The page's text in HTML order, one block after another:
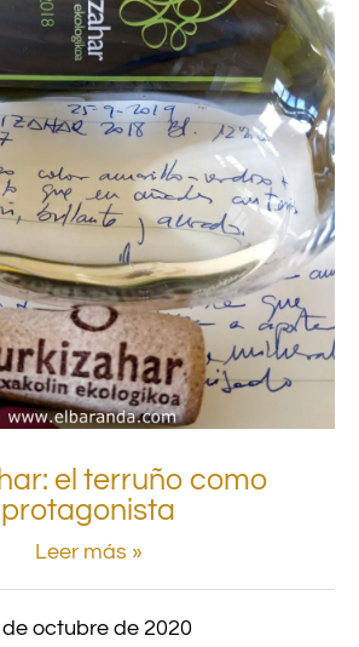
el terruño como
protagonista
Leer más »
octubre de 2020